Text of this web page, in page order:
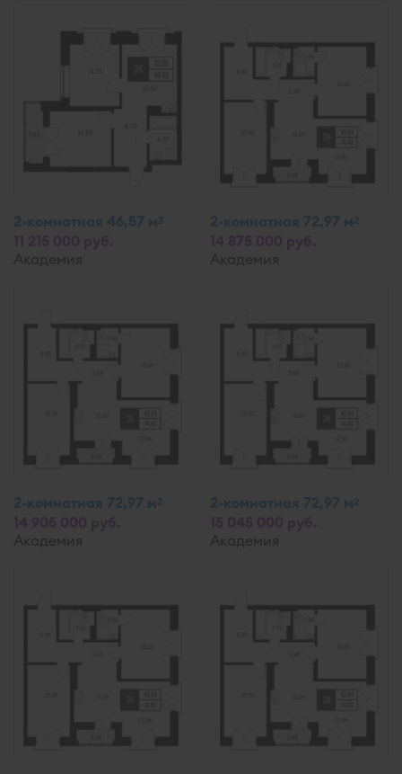
2-комнатная 46,57 м2
Академия
2-комнатная 72,97 м2
Академия
2-комнатная 72,97 м2
Академия
2-комнатная 72,97 м2
Академия